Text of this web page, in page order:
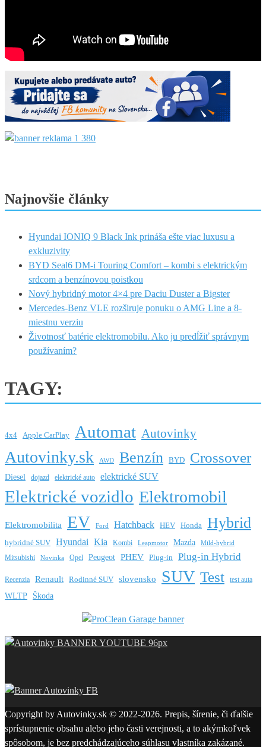
Najnovšie články
Hyundai IONIQ 9 Black Ink prináša ešte viac luxusu a
exkluzivity
BYD Seal6 DM-i Touring Comfort – kombi s elektrickým
srdcom a benzínovou poistkou
Nový hybridný motor 4×4 pre Daciu Duster a Bigster
Mercedes-Benz VLE rozširuje ponuku o AMG Line a 8-
miestnu verziu
Životnosť batérie elektromobilu. Ako ju predĺžiť správnym
používaním?
TAGY:
4x4 Apple CarPlay Automat Autovinky
Autovinky.sk AWD Benzín BYD Crossover
Diesel dojazd elektrické auto elektrické SUV
Elektrické vozidlo Elektromobil
Elektromobilita EV Ford Hatchback HEV Honda Hybrid
hybridné SUV Hyundai Kia Kombi Leapmotor Mazda Mild-hybrid
Mitsubishi Novinka Opel Peugeot PHEV Plug-in Plug-in Hybrid
Recenzia Renault Rodinné SUV slovensko SUV Test test auta
WLTP Škoda
Copyright by Autovinky.sk © 2022-2026. Prepis, šírenie, či ďalšie
sprístupnenie obsahu alebo jeho časti verejnosti, a to akýmkoľvek
spôsobom, je bez predchádzajúceho súhlasu vlastníka zakázané.